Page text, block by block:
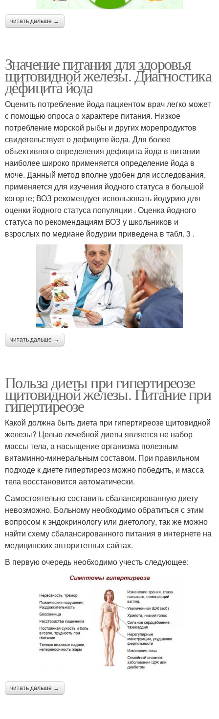
читать дальше →
Значение питания для здоровья
щитовидной железы. Диагностика
дефицита йода
Оценить потребление йода пациентом врач легко может
с помощью опроса о характере питания. Низкое
потребление морской рыбы и других морепродуктов
свидетельствует о дефиците йода. Для более
объективного определения дефицита йода в питании
наиболее широко применяется определение йода в
моче. Данный метод вполне удобен для исследования,
применяется для изучения йодного статуса в большой
когорте; ВОЗ рекомендует использовать йодурию для
оценки йодного статуса популяции . Оценка йодного
статуса по рекомендациям ВОЗ у школьников и
взрослых по медиане йодурии приведена в табл. 3 .
читать дальше →
Польза диеты при гипертиреозе
щитовидной железы. Питание при
гипертиреозе
Какой должна быть диета при гипертиреозе щитовидной
железы? Целью лечебной диеты является не набор
массы тела, а насыщение организма полезным
витаминно-минеральным составом. При правильном
подходе к диете гипертиреоз можно победить, и масса
тела восстановится автоматически.
Самостоятельно составить сбалансированную диету
невозможно. Больному необходимо обратиться с этим
вопросом к эндокринологу или диетологу, так же можно
найти схему сбалансированного питания в интернете на
медицинских авторитетных сайтах.
В первую очередь необходимо учесть следующее:
читать дальше →